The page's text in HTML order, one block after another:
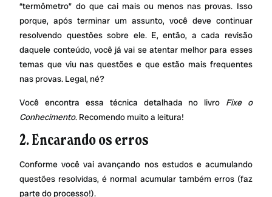
“termômetro” do que cai mais ou menos nas provas. Isso
porque, após terminar um assunto, você deve continuar
resolvendo questões sobre ele. E, então, a cada revisão
daquele conteúdo, você já vai se atentar melhor para esses
temas que viu nas questões e que estão mais frequentes
nas provas. Legal, né?
Você encontra essa técnica detalhada no livro Fixe o
Conhecimento. Recomendo muito a leitura!
2. Encarando os erros
Conforme você vai avançando nos estudos e acumulando
questões resolvidas, é normal acumular também erros (faz
parte do processo!).